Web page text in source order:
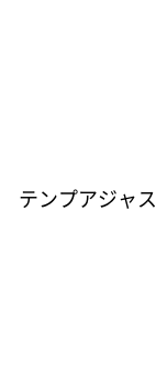
テンプアジャ